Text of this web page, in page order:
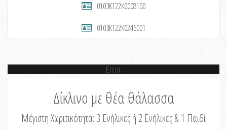
0103K122K0008100
0103K122K0246001
Error
Δίκλινο με θέα θάλασσα
Μέγιστη Χωριτικότητα: 3 Ενήλικες ή 2 Ενήλικες & 1 Παιδί